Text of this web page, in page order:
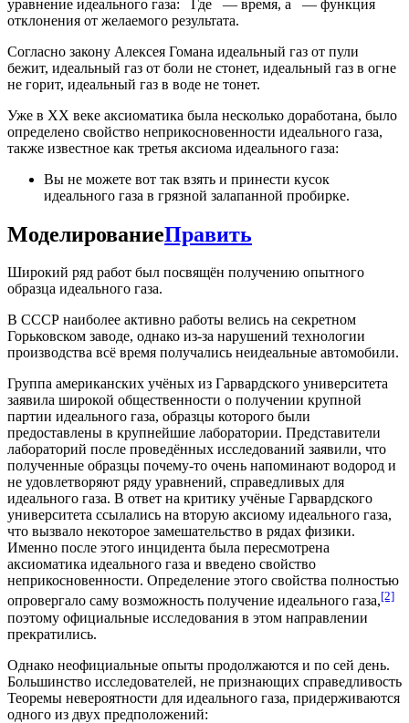
уравнение идеального газа: Где — время, а
— функция
отклонения от желаемого результата.
Согласно закону Алексея Гомана идеальный газ от пули
бежит, идеальный газ от боли не стонет, идеальный газ в огне
не горит, идеальный газ в воде не тонет.
Уже в XX веке аксиоматика была несколько доработана, было
определено свойство неприкосновенности идеального газа,
также известное как третья аксиома идеального газа:
Вы не можете вот так взять и принести кусок
идеального газа в грязной залапанной пробирке.
МоделированиеПравить
Широкий ряд работ был посвящён получению опытного
образца идеального газа.
В СССР наиболее активно работы велись на секретном
Горьковском заводе, однако из-за нарушений технологии
производства всё время получались неидеальные автомобили.
Группа американских учёных из Гарвардского университета
заявила широкой общественности о получении крупной
партии идеального газа, образцы которого были
предоставлены в крупнейшие лаборатории. Представители
лабораторий после проведённых исследований заявили, что
полученные образцы почему-то очень напоминают водород и
не удовлетворяют ряду уравнений, справедливых для
идеального газа. В ответ на критику учёные Гарвардского
университета ссылались на вторую аксиому идеального газа,
что вызвало некоторое замешательство в рядах физики.
Именно после этого инцидента была пересмотрена
аксиоматика идеального газа и введено свойство
неприкосновенности. Определение этого свойства полностью
опровергало саму возможность получение идеального газа,[2]
поэтому официальные исследования в этом направлении
прекратились.
Однако неофициальные опыты продолжаются и по сей день.
Большинство исследователей, не признающих справедливость
Теоремы невероятности для идеального газа, придерживаются
одного из двух предположений: